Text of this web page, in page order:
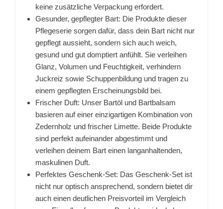
keine zusätzliche Verpackung erfordert.
Gesunder, gepflegter Bart: Die Produkte dieser
Pflegeserie sorgen dafür, dass dein Bart nicht nur
gepflegt aussieht, sondern sich auch weich,
gesund und gut domptiert anfühlt. Sie verleihen
Glanz, Volumen und Feuchtigkeit, verhindern
Juckreiz sowie Schuppenbildung und tragen zu
einem gepflegten Erscheinungsbild bei.
Frischer Duft: Unser Bartöl und Bartbalsam
basieren auf einer einzigartigen Kombination von
Zedernholz und frischer Limette. Beide Produkte
sind perfekt aufeinander abgestimmt und
verleihen deinem Bart einen langanhaltenden,
maskulinen Duft.
Perfektes Geschenk-Set: Das Geschenk-Set ist
nicht nur optisch ansprechend, sondern bietet dir
auch einen deutlichen Preisvorteil im Vergleich